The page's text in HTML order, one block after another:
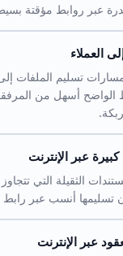
عبر روابط مؤقتة
العملاء
تسليم الملفات إلى
الواضح أسهل من
عبر الإنترنت
الثقيلة التي تتجاوز
تسليمها أنسب عبر
عبر الإنترنت